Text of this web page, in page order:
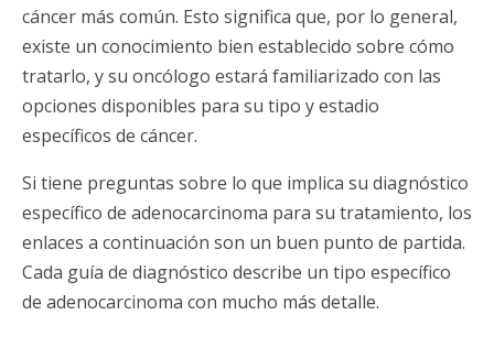
cáncer más común. Esto significa que, por lo general,
existe un conocimiento bien establecido sobre cómo
tratarlo, y su oncólogo estará familiarizado con las
opciones disponibles para su tipo y estadio
específicos de cáncer.
Si tiene preguntas sobre lo que implica su diagnóstico
específico de adenocarcinoma para su tratamiento, los
enlaces a continuación son un buen punto de partida.
Cada guía de diagnóstico describe un tipo específico
de adenocarcinoma con mucho más detalle.